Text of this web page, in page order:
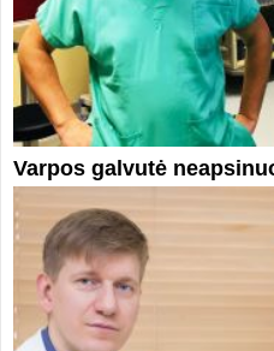
Varpos galvutė